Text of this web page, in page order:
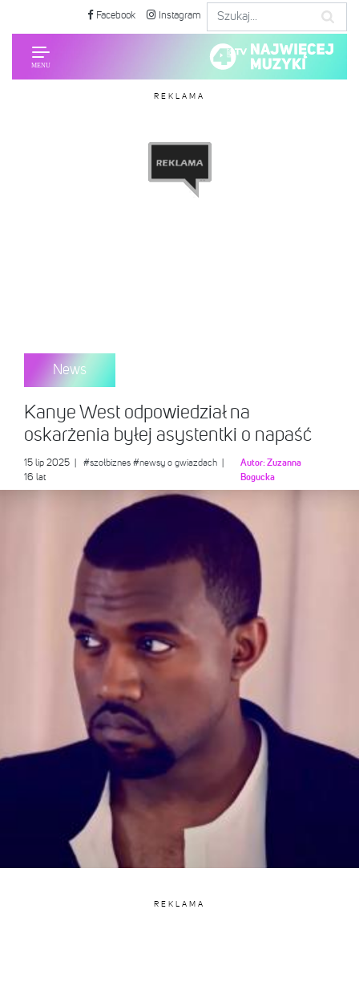
Facebook Instagram
REKLAMA
News
Kanye West odpowiedział na
oskarżenia byłej asystentki o napaść
15 lip 2025 #szołbiznes #newsy o gwiazdach
16 lat
Autor:Zuzanna
Bogucka
REKLAMA